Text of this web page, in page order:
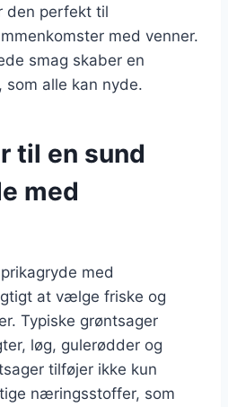
den perfekt til
med venner.
smag skaber en
alle kan nyde.
til en sund
med
med
at vælge friske og
Typiske grøntsager
løg, gulerødder og
tilføjer ikke kun
næringsstoffer, som